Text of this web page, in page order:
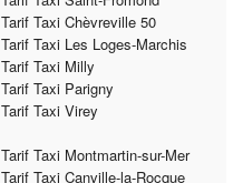
Tarif Taxi Chèvreville 50
Tarif Taxi Les Loges-Marchis
Tarif Taxi Milly
Tarif Taxi Parigny
Tarif Taxi Virey
Tarif Taxi Montmartin-sur-Mer
Tarif Taxi Canville-la-Rocque